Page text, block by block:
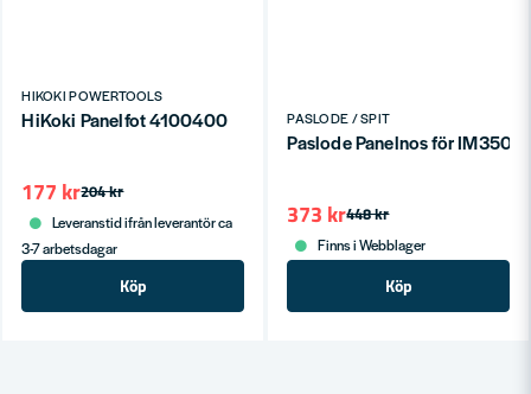
HIKOKI POWERTOOLS
HiKoki Panelfot 4100400
204 kr
177 kr
Leveranstid ifrån leverantör ca
3-7 arbetsdagar
Köp
PASLODE / SPIT
Paslode Panelnos för IM350+
448 kr
373 kr
Finns i Webblager
Köp